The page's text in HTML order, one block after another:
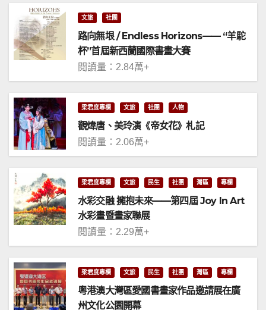
文旅 社團
路向無垠 / Endless Horizons—— “羊駝
杯”首屆新西蘭國際書畫大賽
閱讀量：2.84萬+
梁君度專欄 文旅 社團 人物
觀煒唐、美玲演《帝女花》札記
閱讀量：2.06萬+
梁君度專欄 文旅 民生 社團 灣區 專欄
水彩交融 擁抱未來——第四屆 Joy In Art
水彩畫暨畫家聯展
閱讀量：2.29萬+
梁君度專欄 文旅 民生 社團 灣區 專欄
粵港澳大灣區愛國書畫家作品邀請展在廣
州文化公園開幕